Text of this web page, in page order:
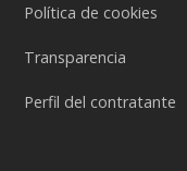
Política de cookies
Transparencia
Perfil del contratante